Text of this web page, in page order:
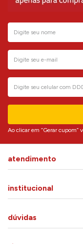
Ao clicar em “Gerar cupom”
atendimento
institucional
dúvidas